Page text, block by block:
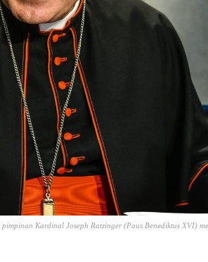
Kardinal Joseph Ratzinger (Paus Benediktus XVI)